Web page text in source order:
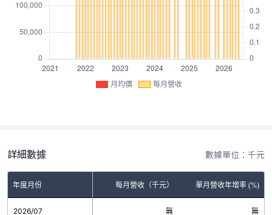
月均價 每月營收
詳細數據 數據單位：千元
年度月份 每月營收（千元） 單月營收年增率 (%)
2026/07 無 無